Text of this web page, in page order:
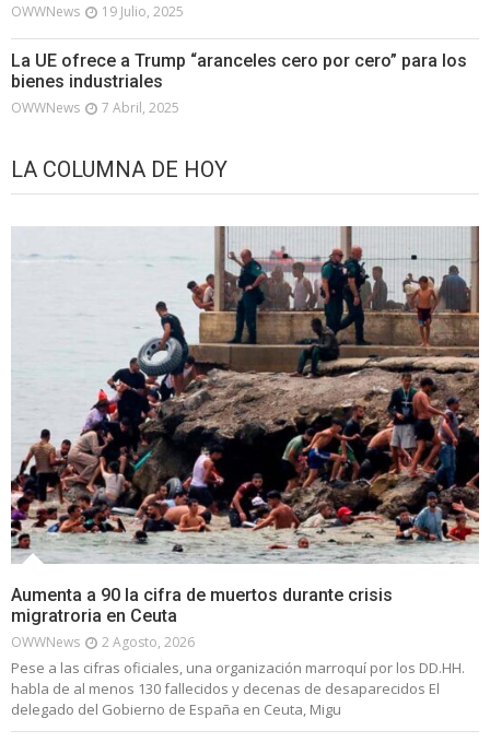
OWWNews 19 Julio, 2025
La UE ofrece a Trump “aranceles cero por cero” para los
bienes industriales
OWWNews 7 Abril, 2025
LA COLUMNA DE HOY
Aumenta a 90 la cifra de muertos durante crisis
migratroria en Ceuta
OWWNews 2 Agosto, 2026
Pese a las cifras oficiales, una organización marroquí por los DD.HH.
habla de al menos 130 fallecidos y decenas de desaparecidos El
delegado del Gobierno de España en Ceuta, Migu